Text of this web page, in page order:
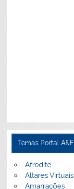
Temas Portal A&E
Afrodite
Altares Virtuais
Amarrações